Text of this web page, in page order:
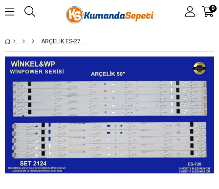
0
ARÇELİK ES-270 ES 270ZDCX50D12L-ZC14FG-04, 303CX500039,L9PCCCS00-CH CX500DLEDM LE127N10SM,50HKN2727,ST-5040 35090 35095 ES-270 GEN-270 SET-0270 GEN270 SET0270 STL0845 0845 LE127N10FM SN050DLDVST59-AFM LE127S15FM ZDCX50D12, ZDCX50D12R-ZC14F-03, ZDCX50D12L-